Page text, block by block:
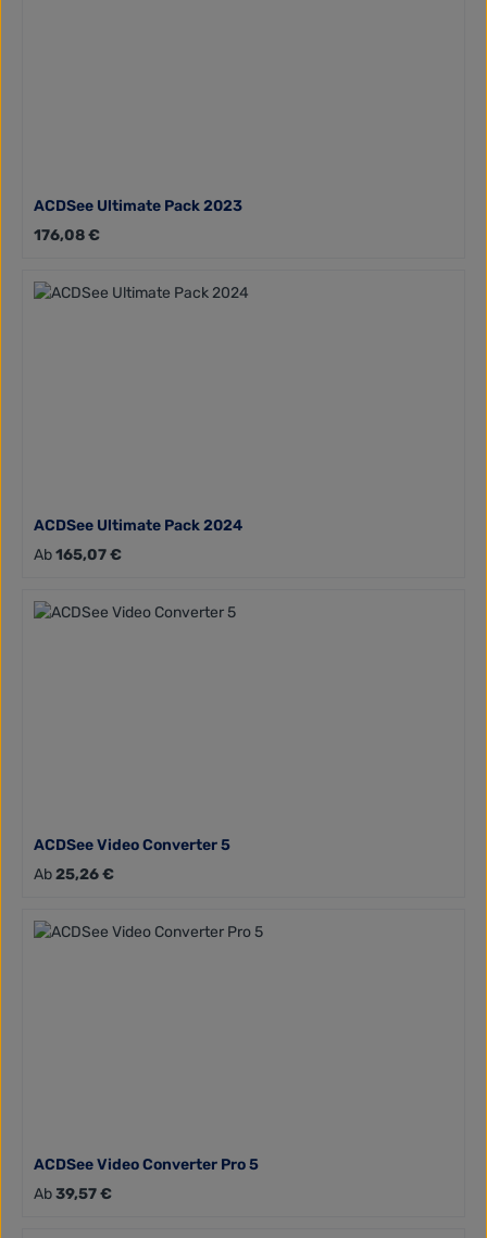
ACDSee Ultimate Pack 2023
Regulärer Preis:
176,08 €
ACDSee Ultimate Pack 2024
Regulärer Preis:
Ab165,07 €
ACDSee Video Converter 5
Regulärer Preis:
Ab25,26 €
ACDSee Video Converter Pro 5
Regulärer Preis:
Ab39,57 €